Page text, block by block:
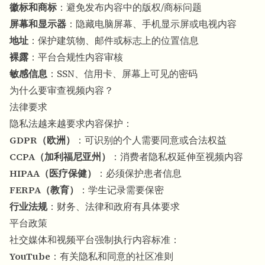
徽标和商标 ：避免发布内容中的版权/商标问题
屏幕和显示器 ：隐藏电脑屏幕、手机显示屏或电视内容
地址 ：保护建筑物、邮件或标志上的位置信息
裸露 ：平台合规性内容审核
敏感信息 ：SSN、信用卡、屏幕上可见的密码
为什么要审查视频内容？
法律要求
隐私法越来越要求内容保护：
GDPR（欧洲）
：可识别的个人需要同意或合法权益
CCPA（加利福尼亚州）
：消费者隐私权延伸至视频内容
HIPAA（医疗保健）
：必须保护患者信息
FERPA（教育）
：学生记录需要保密
行业法规：财务、法律和政府有具体要求
平台政策
社交媒体和视频平台强制执行内容标准：
YouTube ：有关隐私和同意的社区准则